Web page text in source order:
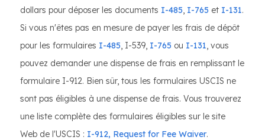
dollars pour déposer les documents I-485, I-765 et I-131.
Si vous n'êtes pas en mesure de payer les frais de dépôt
pour les formulaires I-485, I-539, I-765 ou I-131, vous
pouvez demander une dispense de frais en remplissant le
formulaire I-912. Bien sûr, tous les formulaires USCIS ne
sont pas éligibles à une dispense de frais. Vous trouverez
une liste complète des formulaires éligibles sur le site
Web de l'USCIS : I-912, Request for Fee Waiver.